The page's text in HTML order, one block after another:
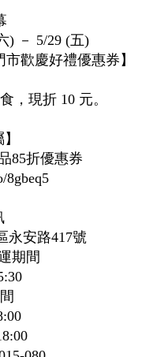
) － 5/29 (五)
歡慶好禮優惠券】
現折 10 元。
85折優惠券
8gbeq5
永安路417號
期間